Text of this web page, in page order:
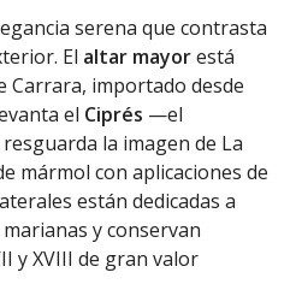
serena que contrasta
El altar mayorestá
Carrara, importado desde
el Ciprés —el
la imagen de La
mármol con aplicaciones de
están dedicadas a
y conservan
y XVIII de gran valor